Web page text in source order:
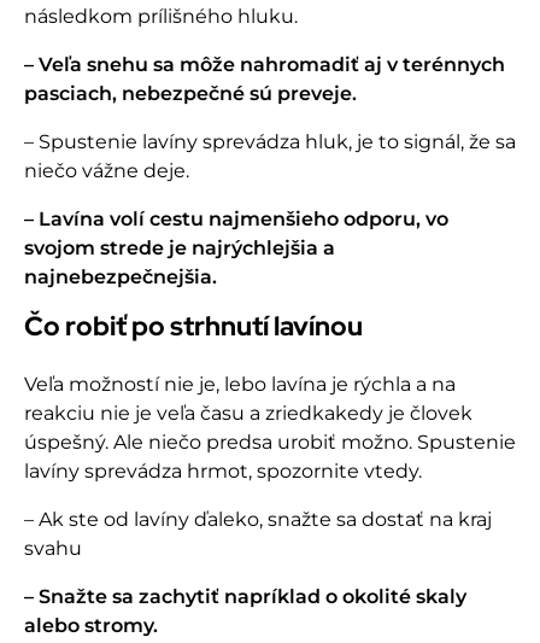
následkom prílišného hluku.
– Veľa snehu sa môže nahromadiť aj v terénnych
pasciach, nebezpečné sú preveje.
– Spustenie lavíny sprevádza hluk, je to signál, že sa
niečo vážne deje.
– Lavína volí cestu najmenšieho odporu, vo
svojom strede je najrýchlejšia a
najnebezpečnejšia.
Čo robiť po strhnutí lavínou
Veľa možností nie je, lebo lavína je rýchla a na
reakciu nie je veľa času a zriedkakedy je človek
úspešný. Ale niečo predsa urobiť možno. Spustenie
lavíny sprevádza hrmot, spozornite vtedy.
– Ak ste od lavíny ďaleko, snažte sa dostať na kraj
svahu
– Snažte sa zachytiť napríklad o okolité skaly
alebo stromy.